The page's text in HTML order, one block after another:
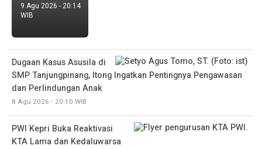
9 Agu 2026 - 20:14
WIB
Dugaan Kasus Asusila di
SMP Tanjungpinang, Itong Ingatkan Pentingnya Pengawasan
dan Perlindungan Anak
8 Agu 2026 - 20:10 WIB
PWI Kepri Buka Reaktivasi
KTA Lama dan Kedaluwarsa